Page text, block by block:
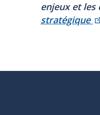
enjeux et
stratégique